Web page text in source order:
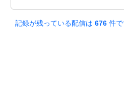
記録が残っている配信は 676 件